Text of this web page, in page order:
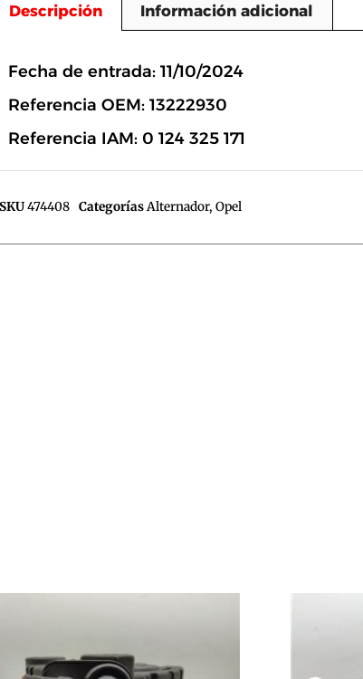
Descripción Información adicional
Fecha de entrada: 11/10/2024
Referencia OEM: 13222930
Referencia IAM: 0 124 325 171
SKU474408 CategoríasAlternador, Opel